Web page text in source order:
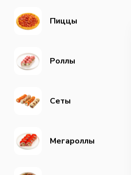
Пиццы
Роллы
Сеты
Мегароллы